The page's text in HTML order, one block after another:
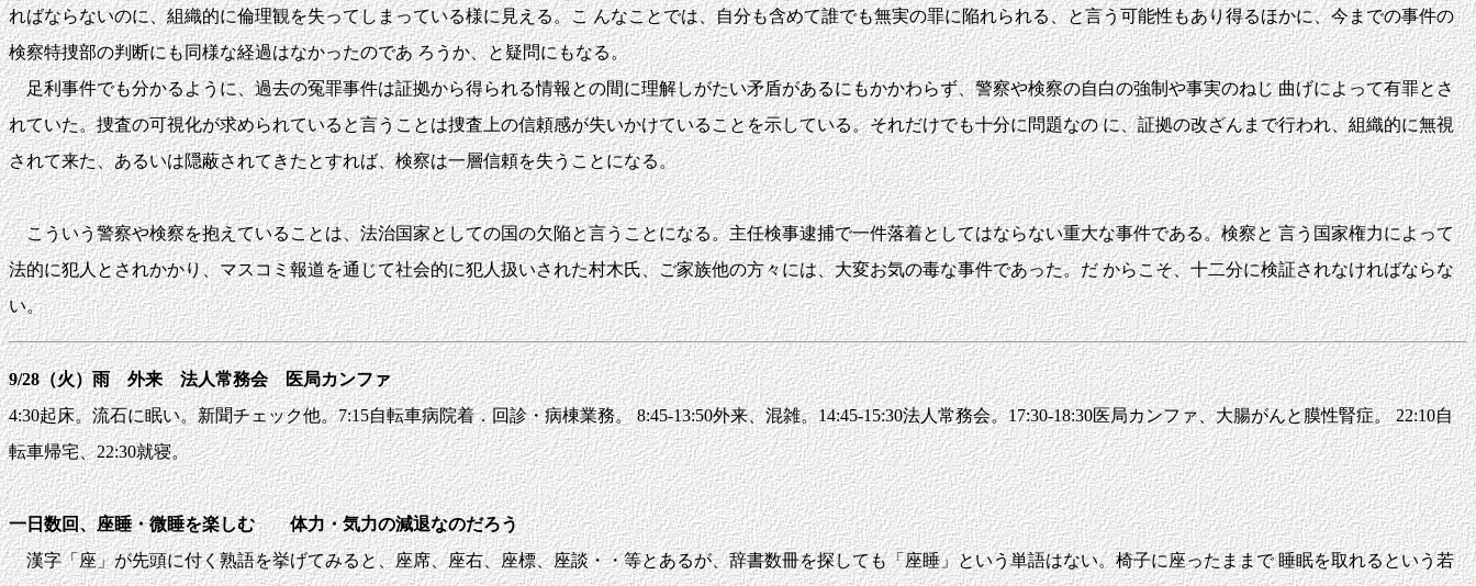
ればならないのに、組織的に倫理観を失ってしまっている様に見える。こ んなことでは、自分も含めて誰でも無実の罪に陥れられる、と言う可能性もあり得るほかに、今までの事件の
検察特捜部の判断にも同様な経過はなかったのであ ろうか、と疑問にもなる。
足利事件でも分かるように、過去の冤罪事件は証拠から得られる情報との間に理解しがたい矛盾があるにもかかわらず、警察や検察の自白の強制や事実のねじ 曲げによって有罪とさ
れていた。捜査の可視化が求められていると言うことは捜査上の信頼感が失いかけていることを示している。それだけでも十分に問題なの に、証拠の改ざんまで行われ、組織的に無視
されて来た、あるいは隠蔽されてきたとすれば、検察は一層信頼を失うことになる。
こういう警察や検察を抱えていることは、法治国家としての国の欠陥と言うことになる。主任検事逮捕で一件落着としてはならない重大な事件である。検察と 言う国家権力によって
法的に犯人とされかかり、マスコミ報道を通じて社会的に犯人扱いされた村木氏、ご家族他の方々には、大変お気の毒な事件であった。だ からこそ、十二分に検証されなければならな
い。
9/28（火）雨 外来 法人常務会 医局カンファ
4:30起床。流石に眠い。新聞チェック他。7:15自転車病院着．回診・病棟業務。 8:45-13:50外来、混雑。14:45-15:30法人常務会。17:30-18:30医局カンファ、大腸がんと膜性腎症。 22:10自
転車帰宅、22:30就寝。
一日数回、座睡・微睡を楽しむ 体力・気力の減退なのだろう
漢字「座」が先頭に付く熟語を挙げてみると、座席、座右、座標、座談・・等とあるが、辞書数冊を探しても「座睡」という単語はない。椅子に座ったままで 睡眠を取れるという若